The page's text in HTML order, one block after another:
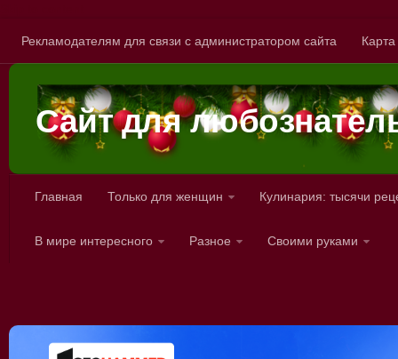
Рекламодателям для связи с администратором сайта
Сайт для
Главная Только для женщин Кулинария: тысячи
В мире интересного Разное Своими руками